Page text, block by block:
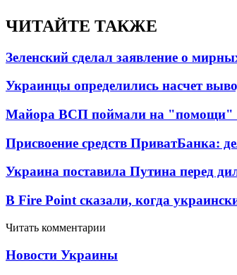
ЧИТАЙТЕ ТАКЖЕ
Зеленский сделал заявление о
Украинцы определились насчет
Майора ВСП поймали на "помощи"
Присвоение средств ПриватБанка:
Украина поставила Путина перед
В Fire Point сказали, когда
Читать комментарии
Новости Украины